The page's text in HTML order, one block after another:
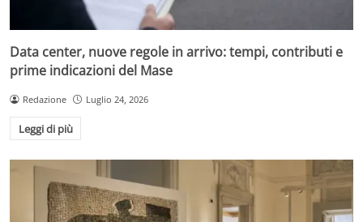
Data center, nuove regole in arrivo: tempi, contributi e
prime indicazioni del Mase
Redazione Luglio 24, 2026
Leggi di più